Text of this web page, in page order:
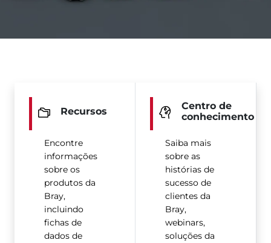
Recursos
Encontre
informações
sobre os
produtos da
Bray,
incluindo
fichas de
dados de
Centro de
conhecimento
Saiba mais
sobre as
histórias de
sucesso de
clientes da
Bray,
webinars,
soluções da